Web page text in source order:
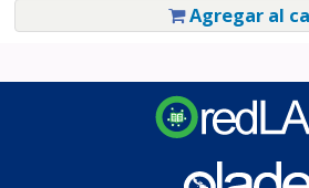
Agregar al